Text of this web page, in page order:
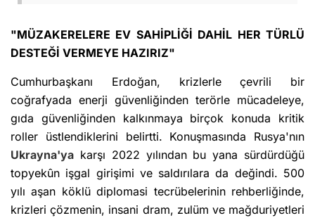
"MÜZAKERELERE EV SAHİPLİĞİ DAHİL HER TÜRLÜ
DESTEĞİ VERMEYE HAZIRIZ"
Cumhurbaşkanı Erdoğan, krizlerle çevrili bir
coğrafyada enerji güvenliğinden terörle mücadeleye,
gıda güvenliğinden kalkınmaya birçok konuda kritik
roller üstlendiklerini belirtti. Konuşmasında Rusya'nın
Ukrayna'ya karşı 2022 yılından bu yana sürdürdüğü
topyekûn işgal girişimi ve saldırılara da değindi. 500
yılı aşan köklü diplomasi tecrübelerinin rehberliğinde,
krizleri çözmenin, insani dram, zulüm ve mağduriyetleri